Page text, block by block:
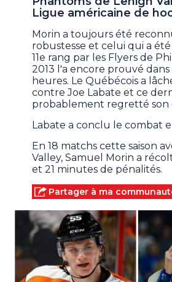
Ligue américaine de
Morin a toujours été
robustesse et celui qui a
11e rang par les Flyers de
2013 l'a encore prouvé
heures. Le Québécois a
contre Joe Labate et ce
probablement regretté son
Labate a conclu le combat
En 18 matchs cette saison
Valley, Samuel Morin a
et 21 minutes de pénalités.
Partager à ma